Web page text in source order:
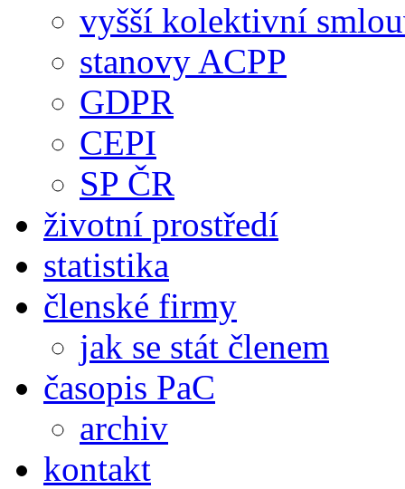
vyšší kolektivní
stanovy ACPP
GDPR
CEPI
SP ČR
životní prostředí
statistika
členské firmy
jak se stát členem
časopis PaC
archiv
kontakt